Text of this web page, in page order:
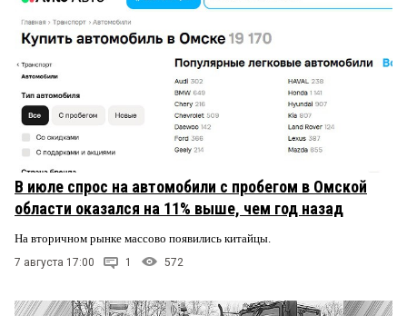
В июле спрос на автомобили с пробегом в Омской
области оказался на 11% выше, чем год назад
На вторичном рынке массово появились китайцы.
7 августа 17:00 1 572